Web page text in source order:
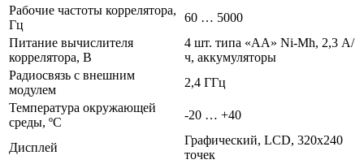
Рабочие частоты коррелятора,
Гц
60 … 5000
Питание вычислителя
коррелятора, В
4 шт. типа «АА» Ni-Mh, 2,3 А/
ч, аккумуляторы
Радиосвязь с внешним
модулем
2,4 ГГц
Температура окружающей
среды, ºС
-20 … +40
Дисплей
Графический, LCD, 320х240
точек